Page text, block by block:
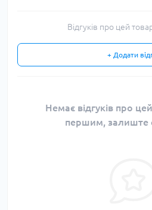
Відгуків про цей
+ Додати
Немає відгуків про
першим, залиште